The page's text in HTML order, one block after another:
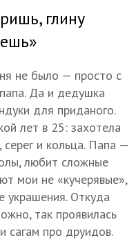
глину
не было — просто с
Да и дедушка
для приданого.
лет в 25: захотела
серег и кольца. Папа —
любит сложные
мои не «кучерявые»,
украшения. Откуда
так проявилась
сагам про друидов.